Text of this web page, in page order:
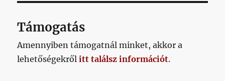
eső
visszatér
Támogatás
Amennyiben támogatnál minket, akkor a
lehetőségekrőlitt találsz információt.